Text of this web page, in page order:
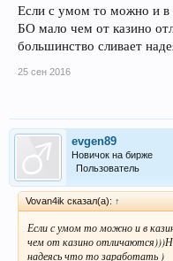
Если с умом то можно и в
БО мало чем от казино
большинство сливает
25 сен 2016
evgen89
Новичок на бирже
Пользователь
Vovan4ik сказал(а): ↑
Если с умом то можно и в
чем от казино
надеясь что то заработать )